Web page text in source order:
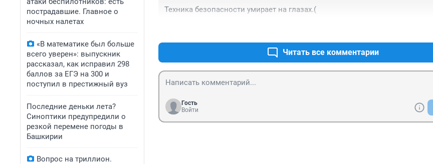
пострадавшие. Главное о
ночных налетах
«В математике был больше
всего уверен»: выпускник
рассказал, как исправил 298
баллов за ЕГЭ на 300 и
поступил в престижный вуз
Последние деньки лета?
Синоптики предупредили о
резкой перемене погоды в
Башкирии
Вопрос на триллион.
Техника безопасности умирает на глазах.(
Читать все комментарии
Гость
Войти